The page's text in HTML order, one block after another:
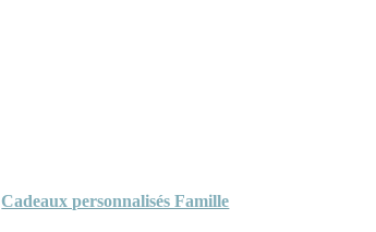
Cadeaux personnalisés Famille